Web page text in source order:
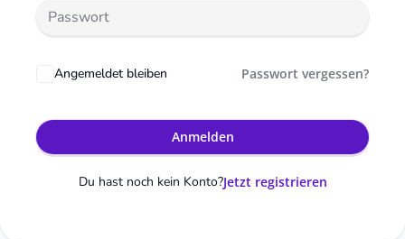
Angemeldet bleiben Passwort vergessen?
Anmelden
Du hast noch kein Konto?Jetzt registrieren